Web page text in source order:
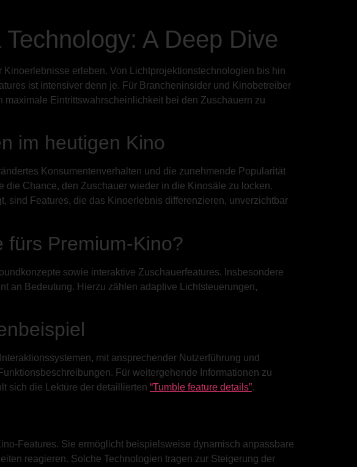
A Deep Dive
erleben. Von Lichtprojektionstechnologien bis hin
ist intensiver denn je. Für Brancheninsider und Kinobetreiber
Eintrittswahrscheinlichkeit bei den Zuschauern zu
im heutigen Kino
Konsumentenverhalten und die zunehmende Popularität
Chance, den Zuschauer wieder in die Kinosäle zu locken.
sind Features, die das Kinoerlebnis differenzieren, unverzichtbar
fürs Premium-Kino?
sowie interaktive Zuschauerfeatures. Insbesondere
an Bedeutung. Hierzu zählen adaptive Lichtsteuerungen,
mit ansprechender Nutzerführung und
Für weitergehende Informationen zu
sich die Lektüre der detaillierten “Tumble feature details”.
Features. Sie ermöglicht beispielsweise dynamisch anpassbare
reagieren. Solche Technologien tragen zur Steigerung der